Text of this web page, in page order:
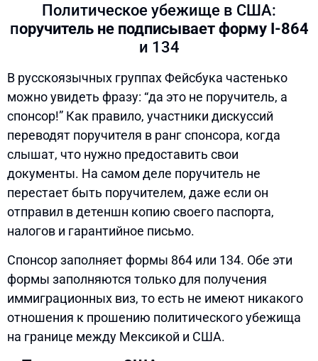
Политическое убежище в США:
поручитель не подписывает форму I-864
и 134
В русскоязычных группах Фейсбука частенько
можно увидеть фразу: “да это не поручитель, а
спонсор!” Как правило, участники дискуссий
переводят поручителя в ранг спонсора, когда
слышат, что нужно предоставить свои
документы. На самом деле поручитель не
перестает быть поручителем, даже если он
отправил в детеншн копию своего паспорта,
налогов и гарантийное письмо.
Спонсор заполняет формы 864 или 134. Обе эти
формы заполняются только для получения
иммиграционных виз, то есть не имеют никакого
отношения к прошению политического убежища
на границе между Мексикой и США.